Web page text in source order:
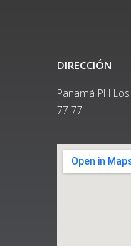
DIRECCIÓN
Panamá PH
77 77